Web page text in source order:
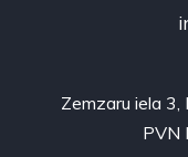
Zemzaru iela 3,
PVN